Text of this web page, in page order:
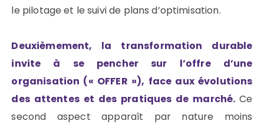
le pilotage et le suivi de plans d’optimisation.
Deuxièmement, la transformation durable
invite à se pencher sur l’offre d’une
organisation (« OFFER »), face aux évolutions
des attentes et des pratiques de marché. Ce
second aspect apparaît par nature moins